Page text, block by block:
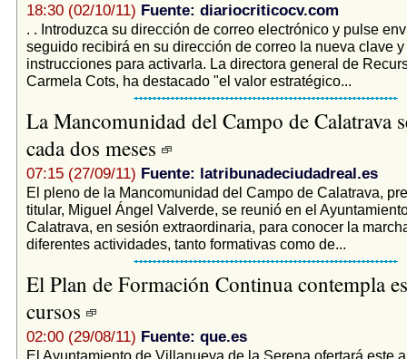
18:30 (02/10/11) Fuente: diariocriticocv.com
. . Introduzca su dirección de correo electrónico y pulse
seguido recibirá en su dirección de correo la nueva clave y
instrucciones para activarla. La directora general de
Carmela Cots, ha destacado "el valor estratégico...
La Mancomunidad del Campo de Calatrava
cada dos meses
07:15 (27/09/11) Fuente: latribunadeciudadreal.es
El pleno de la Mancomunidad del Campo de Calatrava,
titular, Miguel Ángel Valverde, se reunió en el
Calatrava, en sesión extraordinaria, para conocer la
diferentes actividades, tanto formativas como de...
El Plan de Formación Continua contempla
cursos
02:00 (29/08/11) Fuente: que.es
El Ayuntamiento de Villanueva de la Serena ofertará este